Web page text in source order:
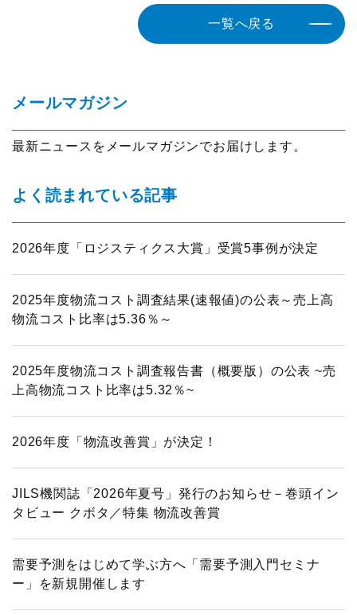
一覧へ戻る
メールマガジン
最新ニュースをメールマガジンでお届けします。
よく読まれている記事
2026年度「ロジスティクス大賞」受賞5事例が決定
2025年度物流コスト調査結果(速報値)の公表～売上高
物流コスト比率は5.36％～
2025年度物流コスト調査報告書（概要版）の公表 ~売
上高物流コスト比率は5.32％~
2026年度「物流改善賞」が決定！
JILS機関誌「2026年夏号」発行のお知らせ－巻頭イン
タビュー クボタ／特集 物流改善賞
需要予測をはじめて学ぶ方へ「需要予測入門セミナ
ー」を新規開催します